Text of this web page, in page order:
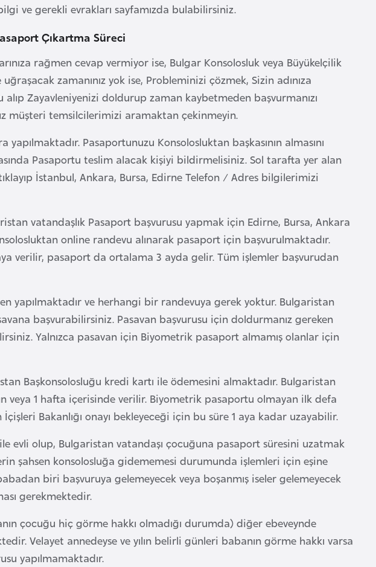
ve gerekli evrakları sayfamızda bulabilirsiniz.
Çıkartma Süreci
rağmen cevap vermiyor ise, Bulgar Konsolosluk veya Büyükelçilik
zamanınız yok ise, Probleminizi çözmek, Sizin adınıza
Zayavleniyenizi doldurup zaman kaybetmeden başvurmanızı
müşteri temsilcilerimizi aramaktan çekinmeyin.
Pasaportunuzu Konsolosluktan başkasının almasını
Pasaportu teslim alacak kişiyi bildirmelisiniz. Sol tarafta yer alan
İstanbul, Ankara, Bursa, Edirne Telefon / Adres bilgilerimizi
vatandaşlık Pasaport başvurusu yapmak için Edirne, Bursa, Ankara
online randevu alınarak pasaport için başvurulmaktadır.
verilir, pasaport da ortalama 3 ayda gelir. Tüm işlemler başvurudan
yapılmaktadır ve herhangi bir randevuya gerek yoktur. Bulgaristan
başvurabilirsiniz. Pasavan başvurusu için doldurmanız gereken
Yalnızca pasavan için Biyometrik pasaport almamış olanlar için
Başkonsolosluğu kredi kartı ile ödemesini almaktadır. Bulgaristan
veya 1 hafta içerisinde verilir. Biyometrik pasaportu olmayan ilk defa
Bakanlığı onayı bekleyeceği için bu süre 1 aya kadar uzayabilir.
evli olup, Bulgaristan vatandaşı çocuğuna pasaport süresini uzatmak
şahsen konsolosluğa gidememesi durumunda işlemleri için eşine
biri başvuruya gelemeyecek veya boşanmış iseler gelemeyecek
gerekmektedir.
çocuğu hiç görme hakkı olmadığı durumda) diğer ebeveynde
Velayet annedeyse ve yılın belirli günleri babanın görme hakkı varsa
yapılmamaktadır.